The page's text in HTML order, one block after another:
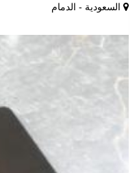
السعودية - الدمام